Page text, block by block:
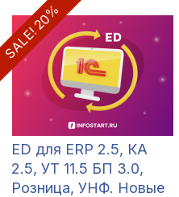
SALE! 20%
ED для ERP 2.5, КА
2.5, УТ 11.5 БП 3.0,
Розница, УНФ. Новые